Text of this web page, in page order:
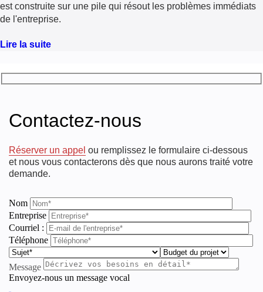
est construite sur une pile qui résout les problèmes immédiats
de l'entreprise.
Lire la suite
Contactez-nous
Réserver un appel ou remplissez le formulaire ci-dessous
et nous vous contacterons dès que nous aurons traité votre
demande.
Nom
Entreprise
Courriel :
Téléphone
Message
Envoyez-nous un message vocal